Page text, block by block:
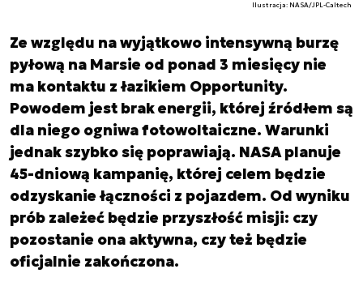
Ilustracja: NASA/JPL-Caltech
Ze względu na wyjątkowo intensywną burzę
pyłową na Marsie od ponad 3 miesięcy nie
ma kontaktu z łazikiem Opportunity.
Powodem jest brak energii, której źródłem są
dla niego ogniwa fotowoltaiczne. Warunki
jednak szybko się poprawiają. NASA planuje
45-dniową kampanię, której celem będzie
odzyskanie łączności z pojazdem. Od wyniku
prób zależeć będzie przyszłość misji: czy
pozostanie ona aktywna, czy też będzie
oficjalnie zakończona.